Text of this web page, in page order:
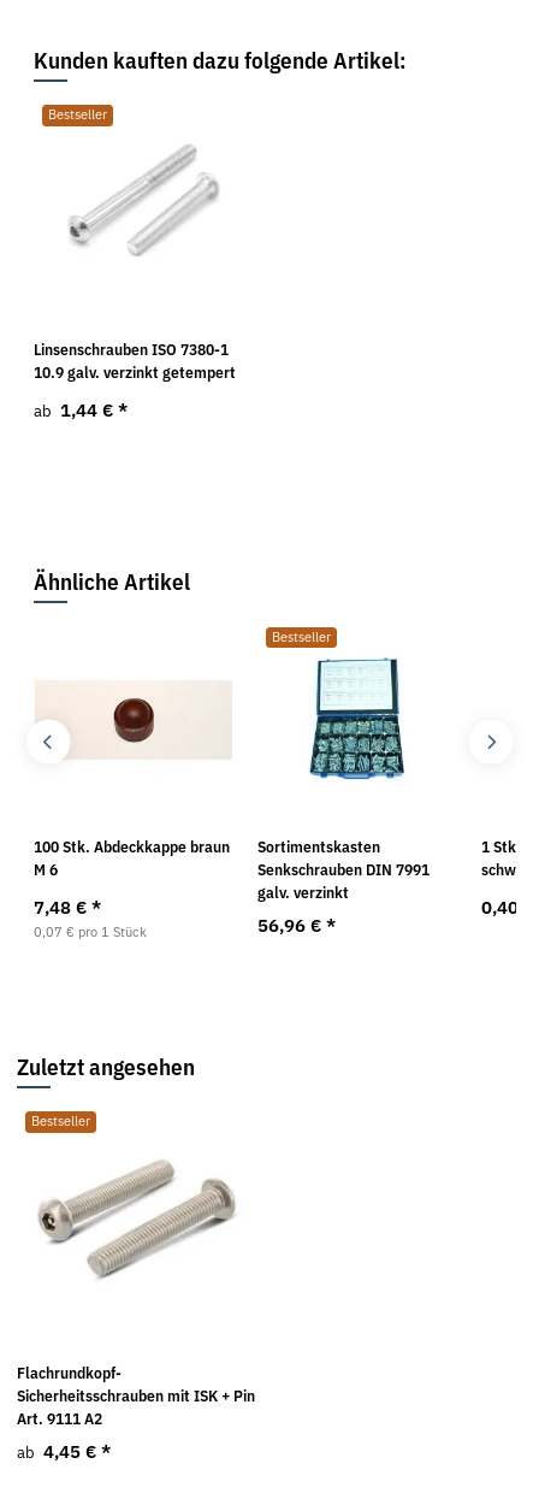
Kunden kauften dazu folgende Artikel:
Bestseller
Linsenschrauben ISO 7380-1
10.9 galv. verzinkt getempert
ab 1,44 € *
Ähnliche Artikel
100 Stk. Abdeckkappe braun
M 6
7,48 € *
0,07 € pro 1 Stück
Bestseller
Sortimentskasten
Senkschrauben DIN 7991
galv. verzinkt
56,96 € *
1 Stk.
0,40 €
Zuletzt angesehen
Bestseller
Flachrundkopf-
Sicherheitsschrauben mit ISK + Pin
Art. 9111 A2
ab 4,45 € *